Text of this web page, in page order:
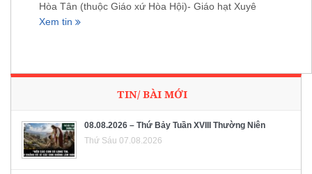
Hòa Tân (thuộc Giáo xứ Hòa Hội)- Giáo hạt Xuyê
Xem tin
TIN/ BÀI MỚI
08.08.2026 – Thứ Bảy Tuần XVIII Thường Niên
Thứ Sáu 07.08.2026